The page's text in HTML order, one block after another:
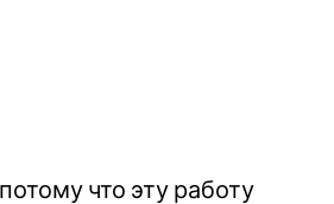
что эту работу